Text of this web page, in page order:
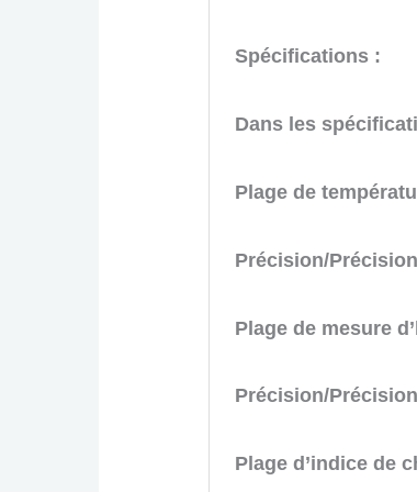
Spécifications :
Dans les
Plage de
Précision/Précision
Plage de mesure
Précision/
Plage d’indice de